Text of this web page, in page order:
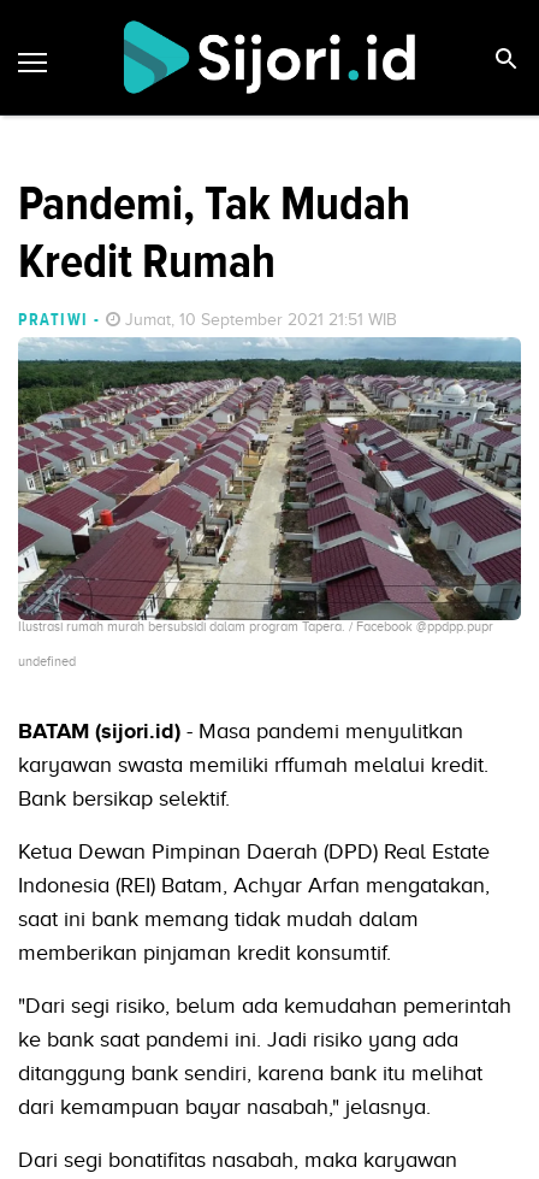
Pandemi, Tak Mudah
Kredit Rumah
PRATIWI - Jumat, 10 September 2021 21:51 WIB
Ilustrasi rumah murah bersubsidi dalam program Tapera. / Facebook @ppdpp.pupr
undefined
BATAM (sijori.id) - Masa pandemi menyulitkan
karyawan swasta memiliki rffumah melalui kredit.
Bank bersikap selektif.
Ketua Dewan Pimpinan Daerah (DPD) Real Estate
Indonesia (REI) Batam, Achyar Arfan mengatakan,
saat ini bank memang tidak mudah dalam
memberikan pinjaman kredit konsumtif.
"Dari segi risiko, belum ada kemudahan pemerintah
ke bank saat pandemi ini. Jadi risiko yang ada
ditanggung bank sendiri, karena bank itu melihat
dari kemampuan bayar nasabah," jelasnya.
Dari segi bonatifitas nasabah, maka karyawan